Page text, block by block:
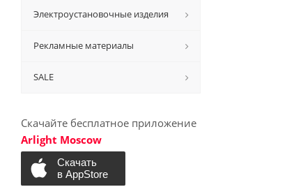
Электроустановочные изделия
Рекламные материалы
SALE
Скачайте бесплатное приложение
Arlight Moscow